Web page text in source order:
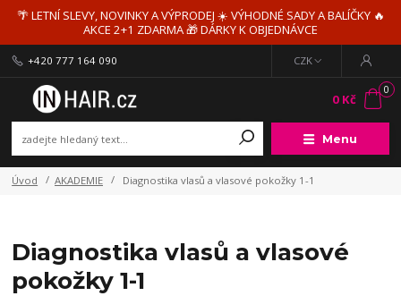
🌴 LETNÍ SLEVY, NOVINKY A VÝPRODEJ ☀️ VÝHODNÉ SADY A BALÍČKY 🔥
AKCE 2+1 ZDARMA 🎁 DÁRKY K OBJEDNÁVCE
Menu
CZK
+420 777 164 090
0
0 Kč
Úvod AKADEMIE Diagnostika vlasů a vlasové pokožky 1-1
Diagnostika vlasů a vlasové
pokožky 1-1